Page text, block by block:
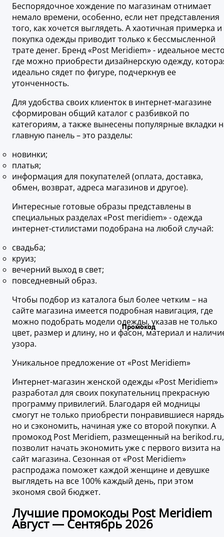
Беспорядочное хождение по магазинам отнимает
немало времени, особенно, если нет представления
того, как хочется выглядеть. А хаотичная примерка и
покупка одежды приводит только к бессмысленной
трате денег. Бренд «Post Meridiem» - идеальное
где можно приобрести дизайнерскую одежду,
идеально сядет по фигуре, подчеркнув ее
утонченность.
Для удобства своих клиенток в интернет-магазине
сформирован общий каталог с разбивкой по
категориям, а также вынесены популярные вкладки
главную панель – это разделы:
новинки;
платья;
информация для покупателей (оплата, доставка,
обмен, возврат, адреса магазинов и другое).
Интересные готовые образы представлены в
специальных разделах «Post meridiem» - одежда
интернет-стилистами подобрана на любой случай:
свадьба;
круиз;
вечерний выход в свет;
повседневный образ.
Чтобы подбор из каталога был более четким – на
сайте магазина имеется подробная навигация, где
можно подобрать модели одежды, указав не только
цвет, размер и длину, но и фасон, материал и
узора.
Уникальное предложение от «Post Meridiem»
Интернет-магазин женской одежды «Post Meridiem»
разработал для своих покупательниц прекрасную
программу привилегий. Благодаря ей модницы
смогут не только приобрести понравившиеся
но и сэкономить, начиная уже со второй покупки. А
промокод Post Meridiem, размещенный на berikod.ru,
позволит начать экономить уже с первого визита на
сайт магазина. Сезонная от «Post Meridiem»
распродажа поможет каждой женщине и девушке
выглядеть на все 100% каждый день, при этом
экономя свой бюджет.
Лучшие промокоды Post Meridiem ​​​​​​​
Август — Сентябрь 2026